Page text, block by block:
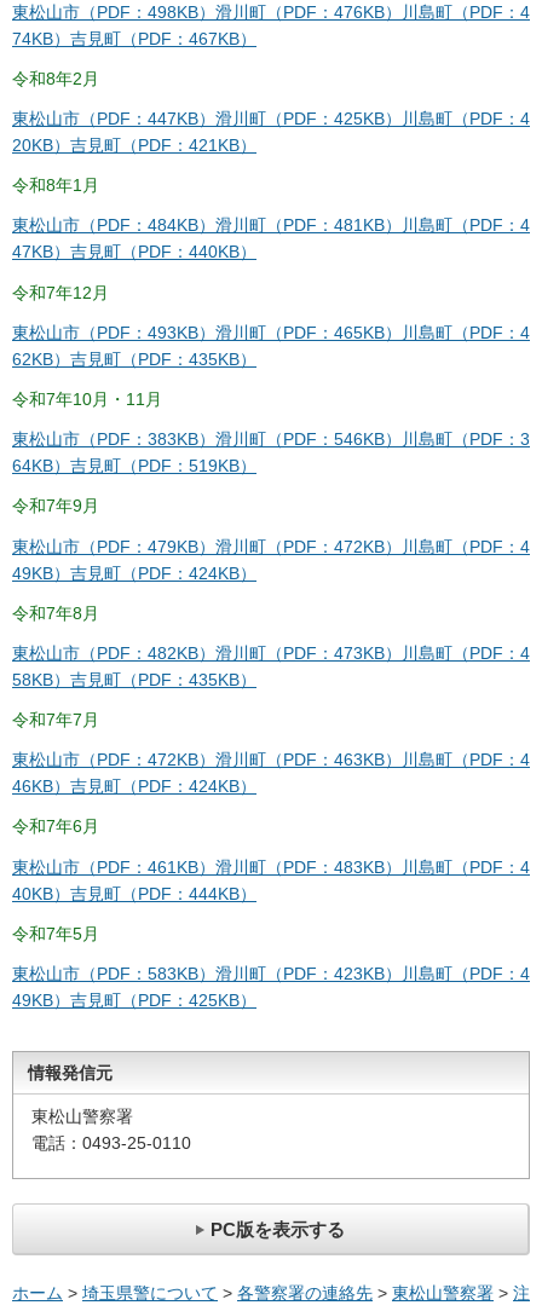
東松山市（PDF：498KB） 滑川町（PDF：476KB）
川島町（PDF：4
74KB） 吉見町（PDF：467KB）
令和8年2月
東松山市（PDF：447KB） 滑川町（PDF：425KB）
川島町（PDF：4
20KB） 吉見町（PDF：421KB）
令和8年1月
東松山市（PDF：484KB） 滑川町（PDF：481KB）
川島町（PDF：4
47KB） 吉見町（PDF：440KB）
令和7年12月
東松山市（PDF：493KB） 滑川町（PDF：465KB）
川島町（PDF：4
62KB） 吉見町（PDF：435KB）
令和7年10月・11月
東松山市（PDF：383KB） 滑川町（PDF：546KB）
川島町（PDF：3
64KB） 吉見町（PDF：519KB）
令和7年9月
東松山市（PDF：479KB） 滑川町（PDF：472KB）
川島町（PDF：4
49KB） 吉見町（PDF：424KB）
令和7年8月
東松山市（PDF：482KB） 滑川町（PDF：473KB）
川島町（PDF：4
58KB） 吉見町（PDF：435KB）
令和7年7月
東松山市（PDF：472KB） 滑川町（PDF：463KB）
川島町（PDF：4
46KB） 吉見町（PDF：424KB）
令和7年6月
東松山市（PDF：461KB） 滑川町（PDF：483KB）
川島町（PDF：4
40KB） 吉見町（PDF：444KB）
令和7年5月
東松山市（PDF：583KB） 滑川町（PDF：423KB）
川島町（PDF：4
49KB） 吉見町（PDF：425KB）
情報発信元
東松山警察署
電話：0493-25-0110
PC版を表示する
ホーム > 埼玉県警について > 各警察署の連絡先 > 東松山警察署 > 注